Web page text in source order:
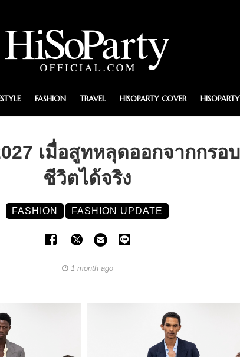
FASHION TRAVEL HISOPARTY COVER
เมื่อสูทหลุดออกจากกรอ
ชีวิตได้จริง
FASHION FASHION UPDATE
1 month ago